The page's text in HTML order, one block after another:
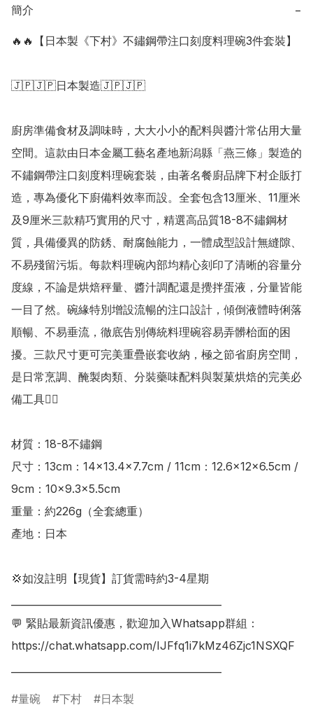
簡介 −
🔥🔥【日本製《下村》不鏽鋼帶注口刻度料理碗3件套裝】
🇯🇵🇯🇵日本製造🇯🇵🇯🇵
廚房準備食材及調味時，大大小小的配料與醬汁常佔用大量
空間。這款由日本金屬工藝名產地新潟縣「燕三條」製造的
不鏽鋼帶注口刻度料理碗套裝，由著名餐廚品牌下村企販打
造，專為優化下廚備料效率而設。全套包含13厘米、11厘米
及9厘米三款精巧實用的尺寸，精選高品質18-8不鏽鋼材
質，具備優異的防銹、耐腐蝕能力，一體成型設計無縫隙、
不易殘留污垢。每款料理碗內部均精心刻印了清晰的容量分
度線，不論是烘焙秤量、醬汁調配還是攪拌蛋液，分量皆能
一目了然。碗緣特別增設流暢的注口設計，傾倒液體時俐落
順暢、不易垂流，徹底告別傳統料理碗容易弄髒枱面的困
擾。三款尺寸更可完美重疊嵌套收納，極之節省廚房空間，
是日常烹調、醃製肉類、分裝藥味配料與製菓烘焙的完美必
備工具👍🏻
材質：18-8不鏽鋼
尺寸：13cm：14x13.4x7.7cm / 11cm：12.6x12x6.5cm /
9cm：10x9.3x5.5cm
重量：約226g（全套總重）
產地：日本
💢如沒註明【現貨】訂貨需時約3-4星期
💬 緊貼最新資訊優惠，歡迎加入Whatsapp群組：
https://chat.whatsapp.com/IJFfq1i7kMz46Zjc1NSXQF
量碗 下村 日本製